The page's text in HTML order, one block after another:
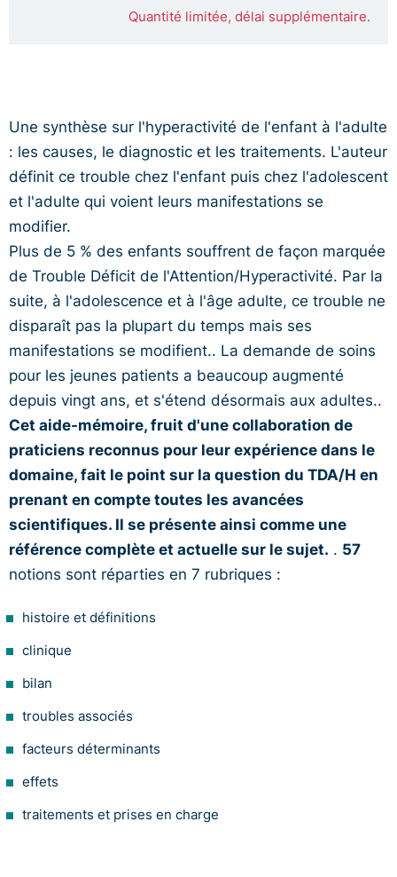
Quantité limitée, délai supplémentaire.
Une synthèse sur l'hyperactivité de l'enfant à l'adulte
: les causes, le diagnostic et les traitements. L'auteur
définit ce trouble chez l'enfant puis chez l'adolescent
et l'adulte qui voient leurs manifestations se
modifier.
Plus de 5 % des enfants souffrent de façon marquée
de Trouble Déficit de l'Attention/Hyperactivité. Par la
suite, à l'adolescence et à l'âge adulte, ce trouble ne
disparaît pas la plupart du temps mais ses
manifestations se modifient.. La demande de soins
pour les jeunes patients a beaucoup augmenté
depuis vingt ans, et s'étend désormais aux adultes..
Cet aide-mémoire, fruit d'une collaboration de
praticiens reconnus pour leur expérience dans le
domaine, fait le point sur la question du TDA/H en
prenant en compte toutes les avancées
scientifiques. Il se présente ainsi comme une
référence complète et actuelle sur le sujet. . 57
notions sont réparties en 7 rubriques :
histoire et définitions
clinique
bilan
troubles associés
facteurs déterminants
effets
traitements et prises en charge